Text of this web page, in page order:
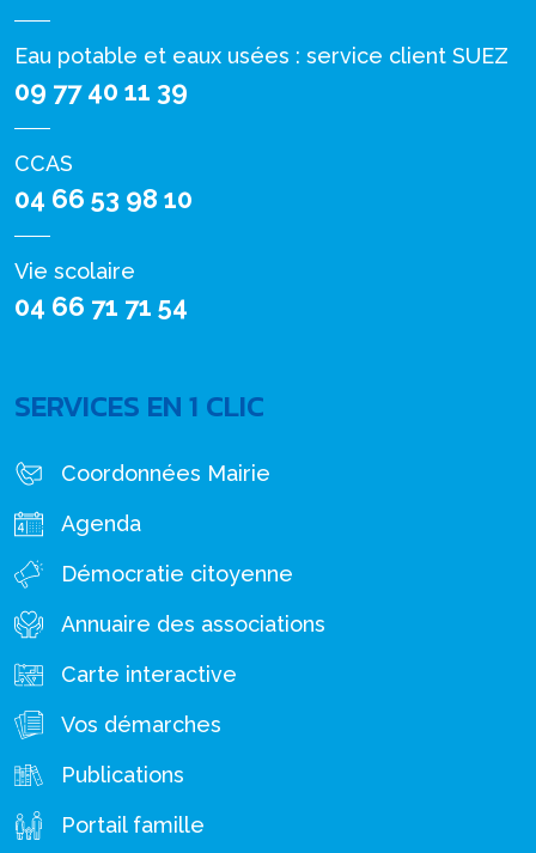
Eau potable et eaux usées : service client SUEZ
09 77 40 11 39
CCAS
04 66 53 98 10
Vie scolaire
04 66 71 71 54
SERVICES EN 1 CLIC
Coordonnées Mairie
Agenda
Démocratie citoyenne
Annuaire des associations
Carte interactive
Vos démarches
Publications
Portail famille